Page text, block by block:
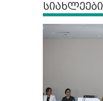
სიახლეები